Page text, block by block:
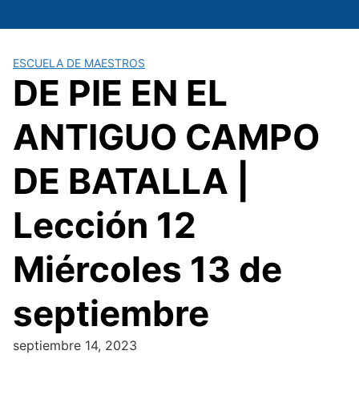
al
ESCUELA DE MAESTROS
DE PIE EN EL
ANTIGUO CAMPO
DE BATALLA |
Lección 12
Miércoles 13 de
septiembre
septiembre 14, 2023